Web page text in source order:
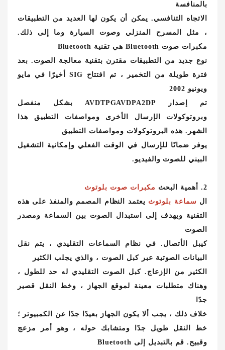
بالمنافسة
الاتجاه التنافسي. يمكن أن يكون لها العديد من التطبيقات
، مثل المسرح المنزلي وصوت السيارة وما إلى ذلك.
مكبرات صوت Bluetooth هي تقنية Bluetooth
نوع جديد من التطبيقات مقترن بتقنية معالجة الصوت. بعد
فترة طويلة من التخمير ، تم افتتاح SIG أخيرًا في مايو
ويونيو 2002
تم إصدار AVDTPGAVDPA2DP بشكل منفصل
وبروتوكولات الإرسال الأخرى ومواصفات التطبيق هذا
الشهر. هذه البروتوكولات ومواصفات التطبيق
يوفر ضمانًا للإرسال في الوقت الفعلي وإمكانية التشغيل
البيني للصوت والفيديو.
2. أهمية البحث
مكبرات صوت بلوتوث
ال سماعة بلوتوث يعتمد النظام المصمم والمنفذ على هذه
التقنية ويهدف إلى استبدال الصوت بين السماعة ومصدر
الصوت
كيبل الأتصال. في نظام السماعات التقليدي ، يتم نقل
البيانات الصوتية عبر كبل الصوت ، والذي يجلب الكثير
الكثير من الإزعاج. كبل الصوت التقليدي له حد للطول ،
وهناك متطلبات معينة لموقع الجهاز ، وخط النقل قصير
جدًا
خلاف ذلك ، يجب ألا يكون الجهاز بعيدًا جدًا عن الكمبيوتر ؛
خط النقل طويل جدًا ومتشابك حوله ، وهو أمر مزعج
وقبيح. قم بالتبديل إلى Bluetooth